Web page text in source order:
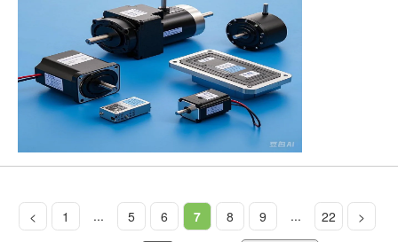
< 1 ... 5 6 7 8 9 ... 22
>